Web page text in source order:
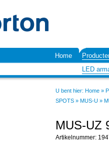
Home
LED
U bent hier: Home »
SPOTS » MUS-U »
MUS-UZ
Artikelnummer: